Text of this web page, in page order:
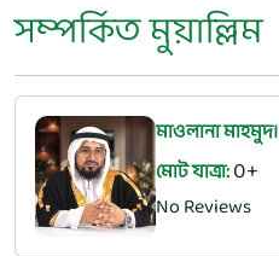
সম্পর্কিত মুয়াল্লিম
মাওলানা মাহমুদ।
মোট যাত্রা:0
No Reviews